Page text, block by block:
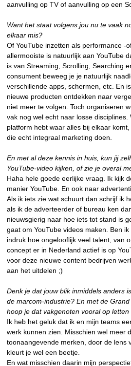
aanvulling op TV of aanvulling op een
Want het staat volgens jou nu te vaak
elkaar mis?
Of YouTube inzetten als performance -
allermooiste is natuurlijk aan YouTube
is van Streaming, Scrolling, Searching
consument beweeg je je natuurlijk
verschillende apps, schermen, etc. En
nieuwe producten ontdekken naar
niet meer te volgen. Toch organiseren
vak nog wel echt naar losse disciplines.
platform hebt waar alles bij elkaar
die echt integraal marketing doen.
En met al deze kennis in huis, kun jij
YouTube-video kijken, of zie je overal
Haha hele goede eerlijke vraag. Ik kijk
manier YouTube. En ook naar
Als ik iets zie wat schuurt dan schrijf ik
als ik de adverteerder of bureau ken
nieuwsgierig naar hoe iets tot stand is
gaat om YouTube videos maken. Ben
indruk hoe ongelooflijk veel talent, van
concept er in Nederland actief is op
voor deze nieuwe content bedrijven
aan het uitdelen ;)
Denk je dat jouw blik inmiddels anders
de marcom-industrie? En met de
hoop je dat vakgenoten vooral op
Ik heb het geluk dat ik en mijn teams
werk kunnen zien. Misschien wel meer
toonaangevende merken, door de lens
kleurt je wel een beetje.
En wat misschien daarin mijn